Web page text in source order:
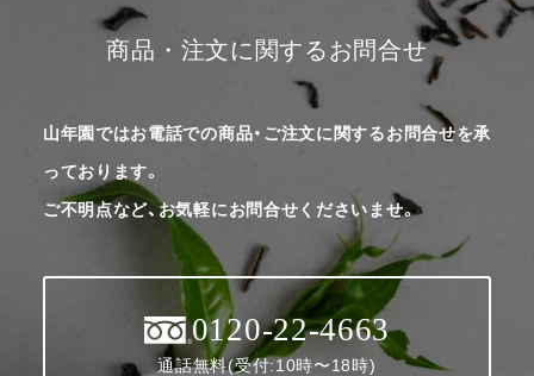
商品・注文に関するお問合せ
山年園ではお電話での商品・ご注文に関するお問合せを承
っております。
ご不明点など、お気軽にお問合せくださいませ。
0120-22-4663
通話無料(受付:10時〜18時)